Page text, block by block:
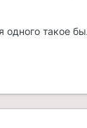
такое